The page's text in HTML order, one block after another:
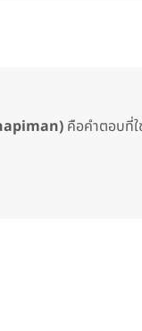
คือคำตอบที่